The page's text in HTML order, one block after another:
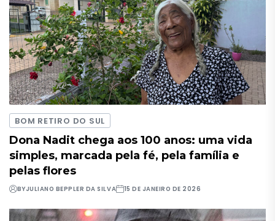
BOM RETIRO DO SUL
Dona Nadit chega aos 100 anos: uma vida
simples, marcada pela fé, pela família e
pelas flores
BYJULIANO BEPPLER DA SILVA 15 DE JANEIRO DE 2026